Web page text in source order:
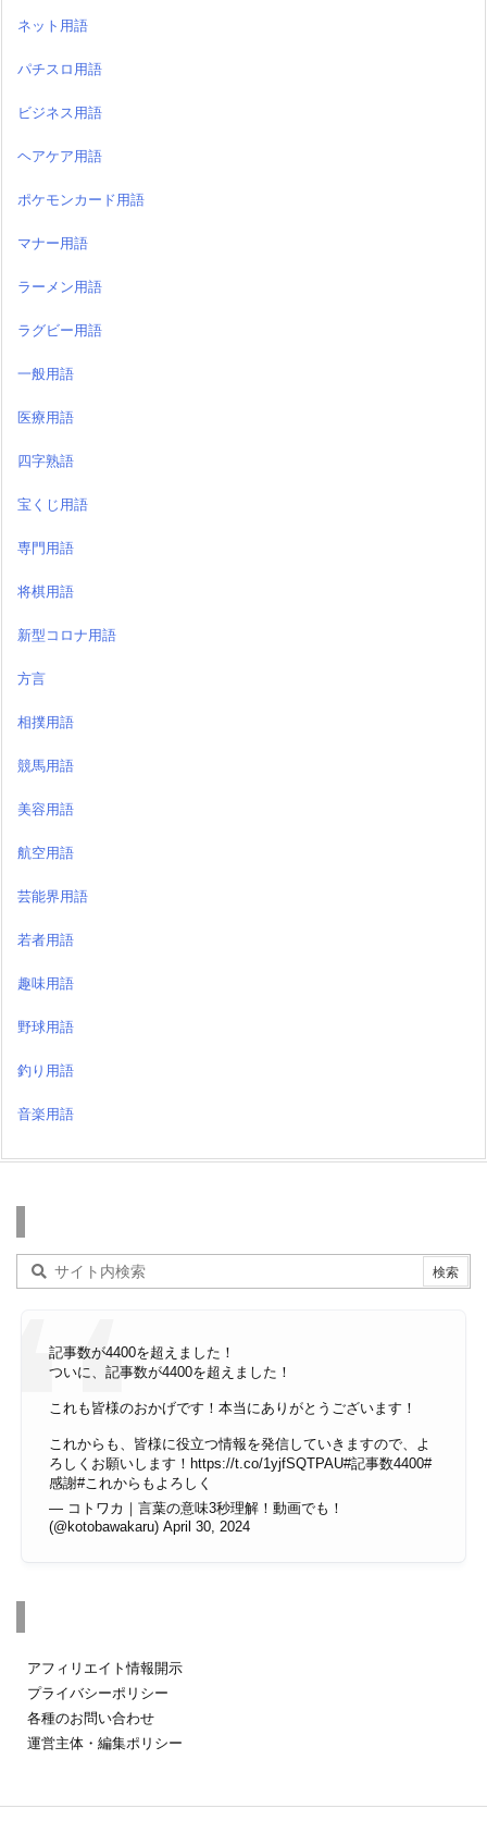
ネット用語
パチスロ用語
ビジネス用語
ヘアケア用語
ポケモンカード用語
マナー用語
ラーメン用語
ラグビー用語
一般用語
医療用語
四字熟語
宝くじ用語
専門用語
将棋用語
新型コロナ用語
方言
相撲用語
競馬用語
美容用語
航空用語
芸能界用語
若者用語
趣味用語
野球用語
釣り用語
音楽用語
記事数が4400を超えました！
ついに、記事数が4400を超えました！
これも皆様のおかげです！本当にありがとうございます！
これからも、皆様に役立つ情報を発信していきますので、よ
ろしくお願いします！ https://t.co/1yjfSQTPAU#記事数4400#
感謝#これからもよろしく
— コトワカ｜言葉の意味3秒理解！動画でも！
(@kotobawakaru) April 30, 2024
アフィリエイト情報開示
プライバシーポリシー
各種のお問い合わせ
運営主体・編集ポリシー